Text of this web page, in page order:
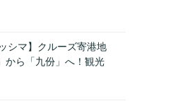
シマ】クルーズ寄港地
から「九份」へ！観光